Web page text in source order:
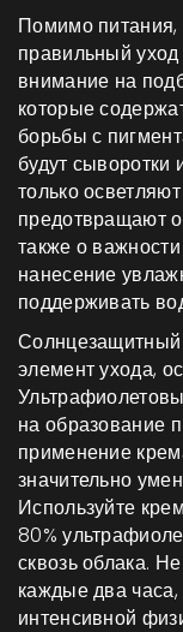
Помимо питания,
правильный уход
внимание на
которые
борьбы с
будут
только
предотвращают
также о
нанесение
поддерживать
Солнцезащитный
элемент ухода,
на образование
применение
значительно
Используйте
80%
сквозь облака.
каждые два
интенсивной